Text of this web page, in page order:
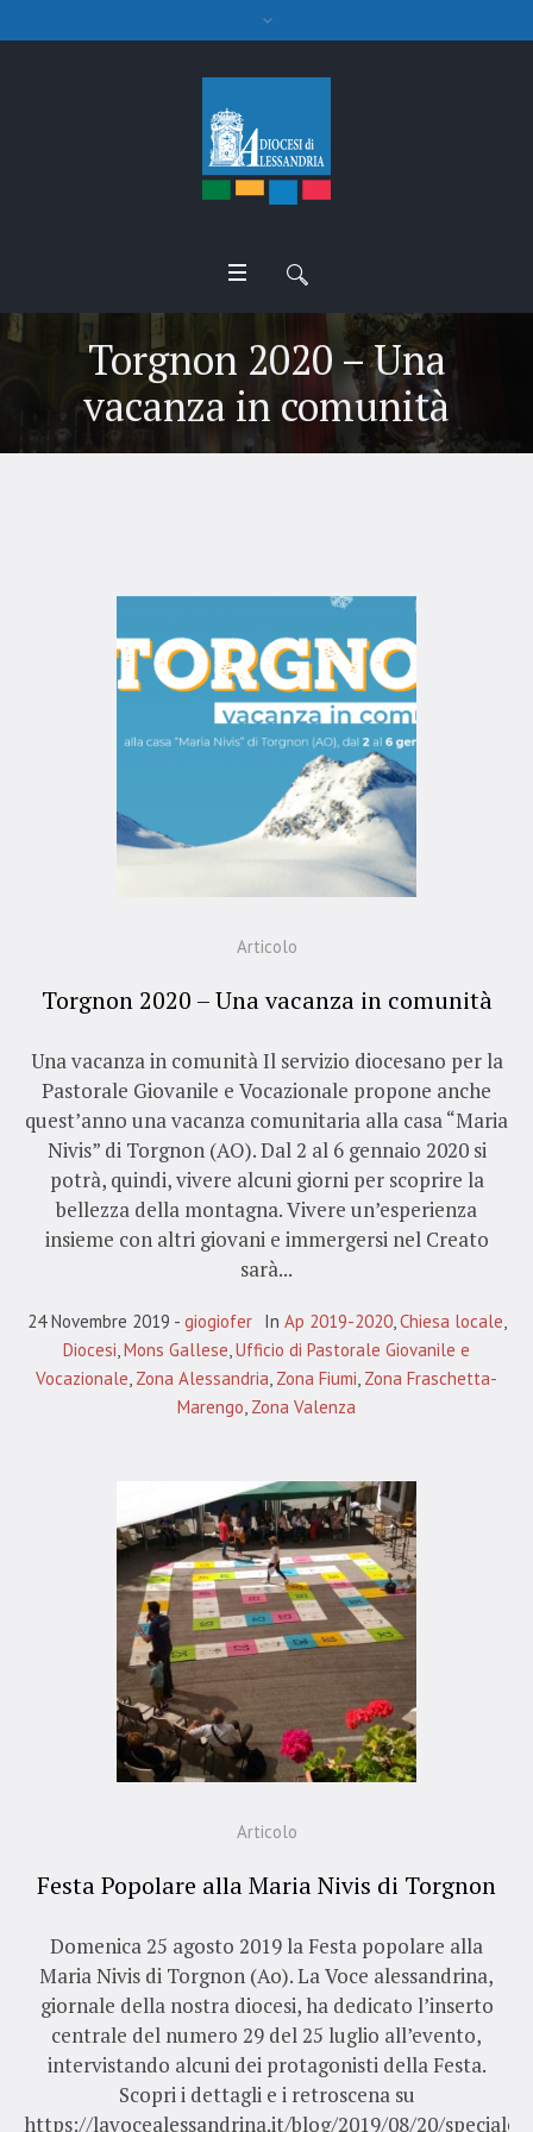
Torgnon 2020 – Una
vacanza in comunità
Articolo
Torgnon 2020 – Una vacanza in comunità
Una vacanza in comunità Il servizio diocesano per la
Pastorale Giovanile e Vocazionale propone anche
quest’anno una vacanza comunitaria alla casa “Maria
Nivis” di Torgnon (AO). Dal 2 al 6 gennaio 2020 si
potrà, quindi, vivere alcuni giorni per scoprire la
bellezza della montagna. Vivere un’esperienza
insieme con altri giovani e immergersi nel Creato
sarà...
24 Novembre 2019 giogiofer In Ap 2019-2020, Chiesa locale
Diocesi Mons Gallese Ufficio di Pastorale Giovanile e
Vocazionale Zona Alessandria Zona Fiumi Zona Fraschetta-
Marengo Zona Valenza
Articolo
Festa Popolare alla Maria Nivis di Torgnon
Domenica 25 agosto 2019 la Festa popolare alla
Maria Nivis di Torgnon (Ao). La Voce alessandrina,
giornale della nostra diocesi, ha dedicato l’inserto
centrale del numero 29 del 25 luglio all’evento,
intervistando alcuni dei protagonisti della Festa.
Scopri i dettagli e i retroscena su
https://lavocealessandrina.it/blog/2019/08/20/speciale-